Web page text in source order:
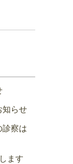
知らせ
診察は
ます